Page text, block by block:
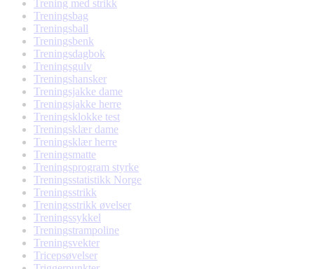
Trening med strikk
Treningsbag
Treningsball
Treningsbenk
Treningsdagbok
Treningsgulv
Treningshansker
Treningsjakke dame
Treningsjakke herre
Treningsklokke test
Treningsklær dame
Treningsklær herre
Treningsmatte
Treningsprogram styrke
Treningsstatistikk Norge
Treningsstrikk
Treningsstrikk øvelser
Treningssykkel
Treningstrampoline
Treningsvekter
Tricepsøvelser